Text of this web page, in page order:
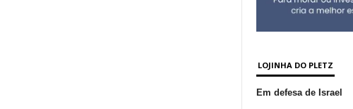
LOJINHA DO PLETZ
Em defesa de Israel